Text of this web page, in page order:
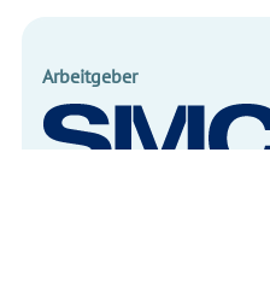
Arbeitgeber